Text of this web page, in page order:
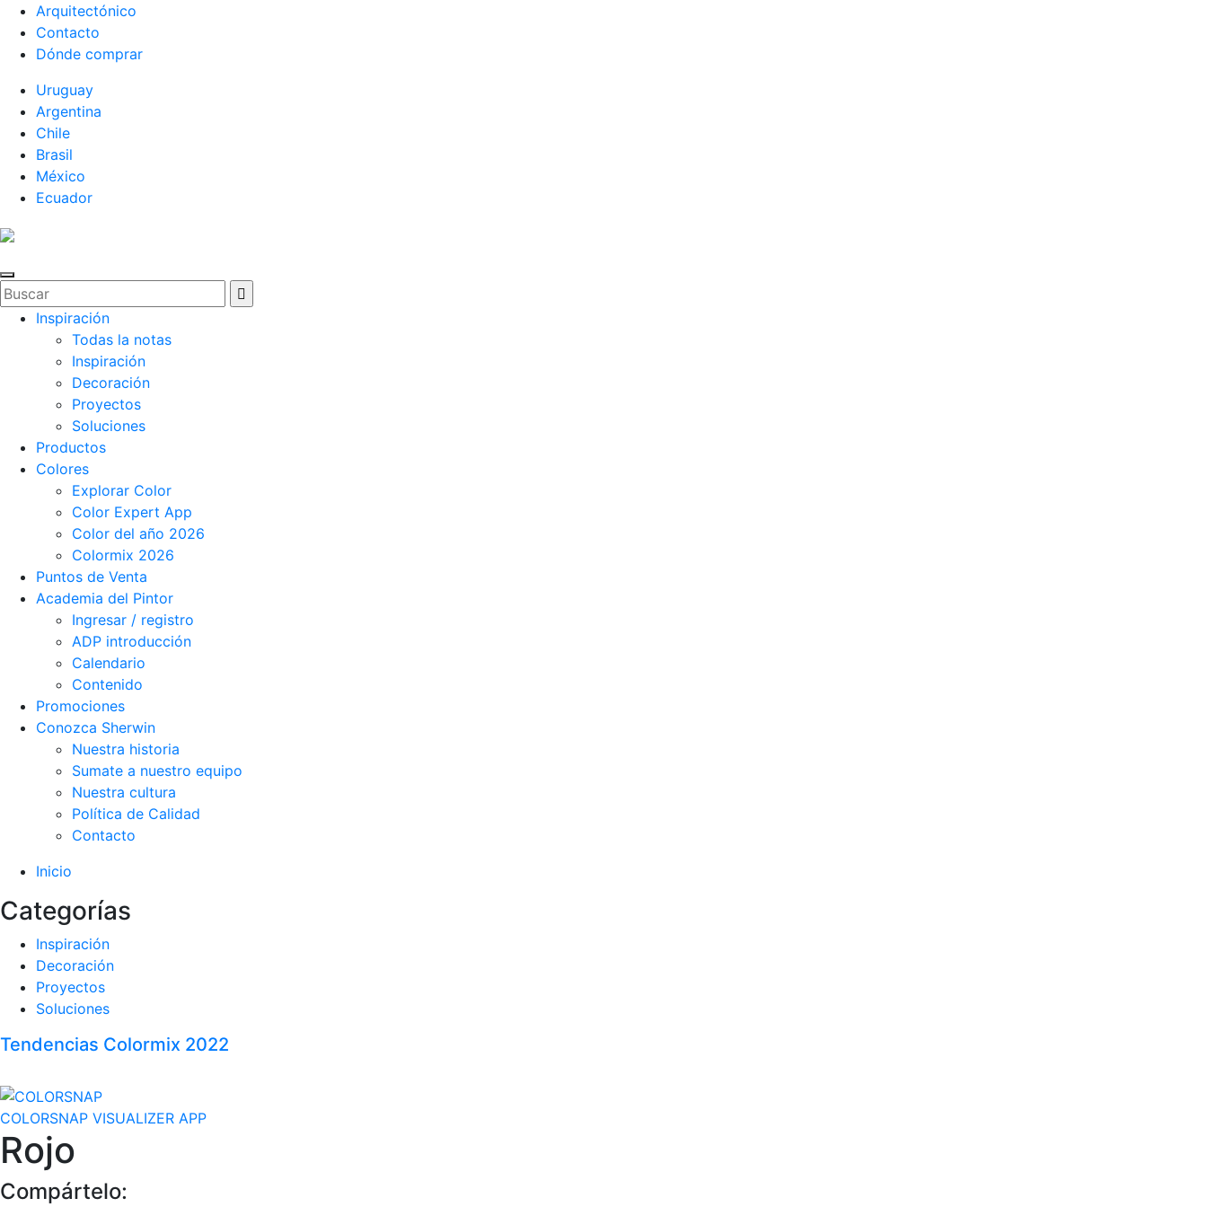
Arquitectónico
Contacto
Dónde comprar
Uruguay
Argentina
Chile
Brasil
México
Ecuador
Inspiración
Todas la notas
Inspiración
Decoración
Proyectos
Soluciones
Productos
Colores
Explorar Color
Color Expert App
Color del año 2026
Colormix 2026
Puntos de Venta
Academia del Pintor
Ingresar / registro
ADP introducción
Calendario
Contenido
Promociones
Conozca Sherwin
Nuestra historia
Sumate a nuestro equipo
Nuestra cultura
Política de Calidad
Contacto
Inicio
Categorías
Inspiración
Decoración
Proyectos
Soluciones
Tendencias Colormix 2022
COLORSNAP VISUALIZER APP
Rojo
Compártelo: